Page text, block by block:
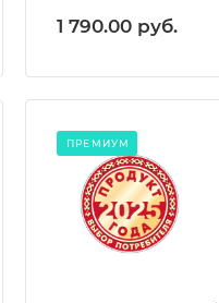
1 790.00 руб.
ПРЕМИУМ